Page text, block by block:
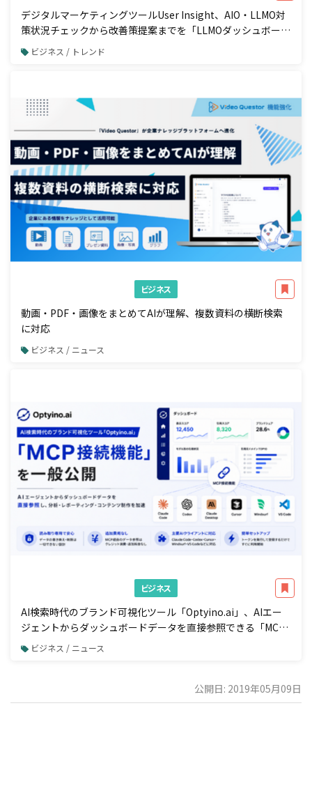
デジタルマーケティングツールUser Insight、AIO・LLMO対
策状況チェックから改善策提案までを「LLMOダッシュボー
ド」で一元管理
ビジネス / トレンド
ビジネス
動画・PDF・画像をまとめてAIが理解、複数資料の横断検索
に対応
ビジネス / ニュース
ビジネス
AI検索時代のブランド可視化ツール「Optyino.ai」、AIエー
ジェントからダッシュボードデータを直接参照できる「MCP
接続」機能を一般公開
ビジネス / ニュース
公開日: 2019年05月09日